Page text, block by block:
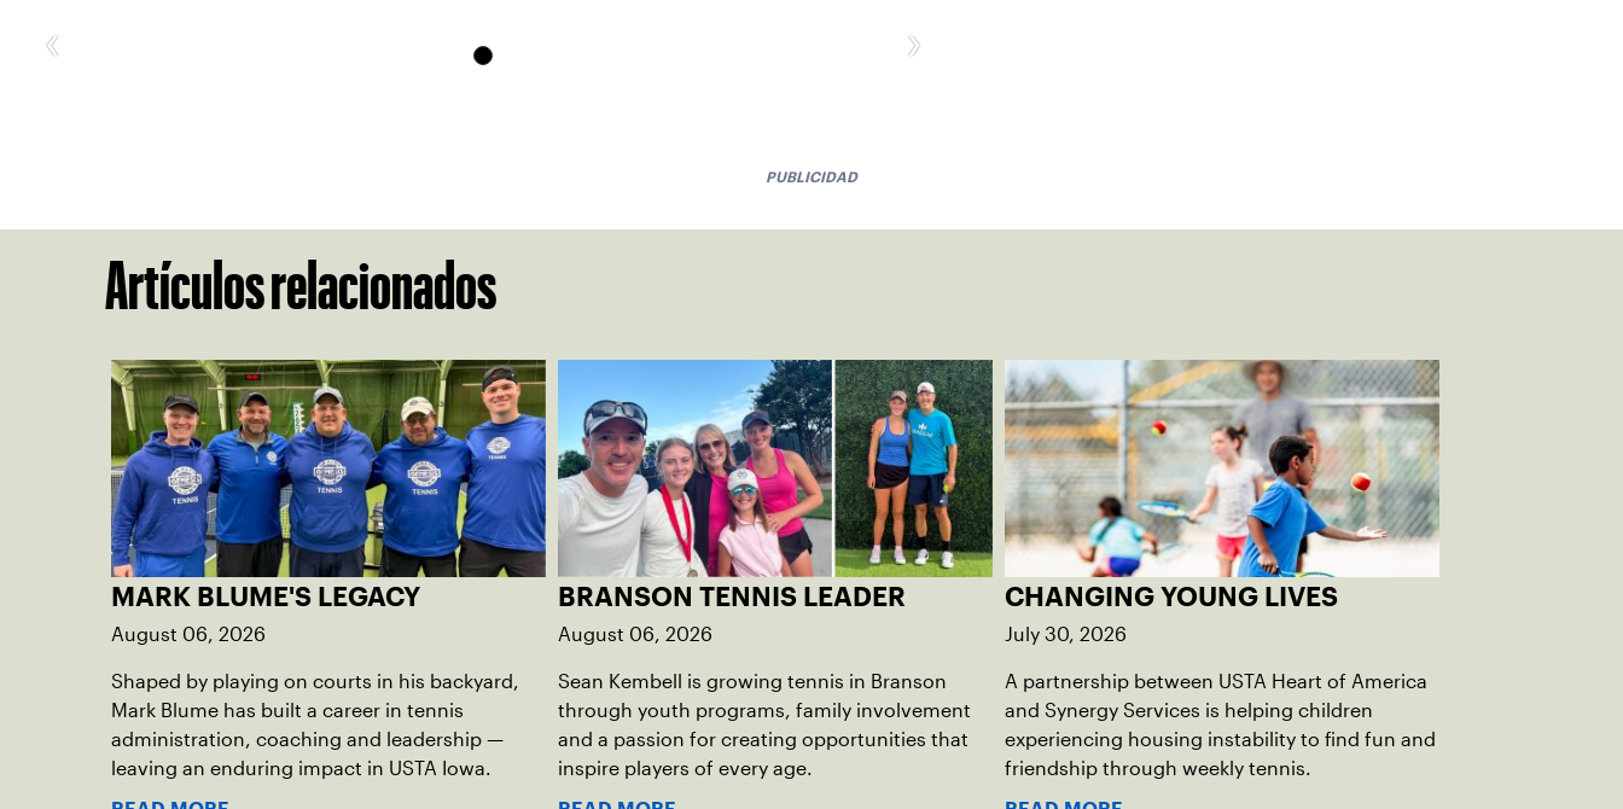
‹ ›
PUBLICIDAD
Artículos relacionados
MARK BLUME'S LEGACY
August 06, 2026
Shaped by playing on courts in his backyard,
Mark Blume has built a career in tennis
administration, coaching and leadership —
leaving an enduring impact in USTA Iowa.
BRANSON TENNIS LEADER
August 06, 2026
Sean Kembell is growing tennis in Branson
through youth programs, family involvement
and a passion for creating opportunities that
inspire players of every age.
CHANGING YOUNG LIVES
July 30, 2026
A partnership between USTA Heart of America
and Synergy Services is helping children
experiencing housing instability to find fun and
friendship through weekly tennis.